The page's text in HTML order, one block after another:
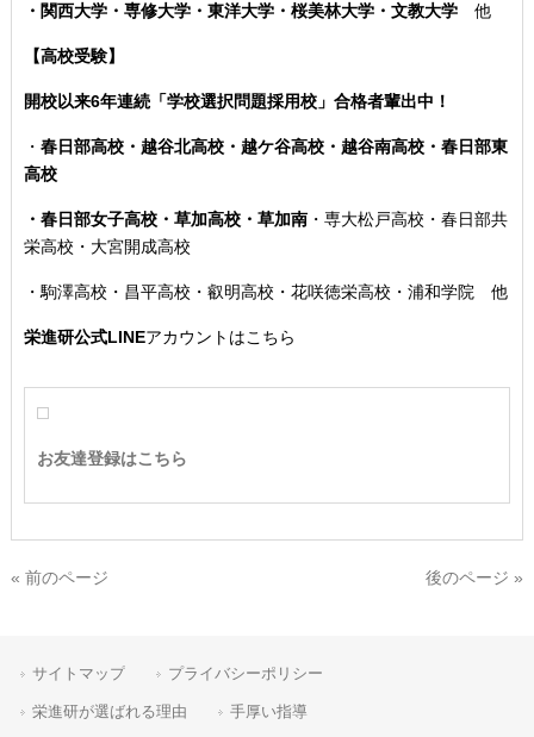
・関西大学・専修大学・東洋大学・桜美林大学・文教大学 他
【高校受験】
開校以来6年連続「学校選択問題採用校」合格者輩出中！
・ 春日部高校・越谷北高校・越ケ谷高校・越谷南高校・春日部東
高校
・春日部女子高校・草加高校・草加南・専大松戸高校 ・春日部共
栄高校・大宮開成高校
・駒澤高校・昌平高校・叡明高校・花咲徳栄高校・浦和学院 他
栄進研公式LINEアカウントはこちら
お友達登録はこちら
« 前のページ 後のページ »
サイトマップ プライバシーポリシー
栄進研が選ばれる理由 手厚い指導